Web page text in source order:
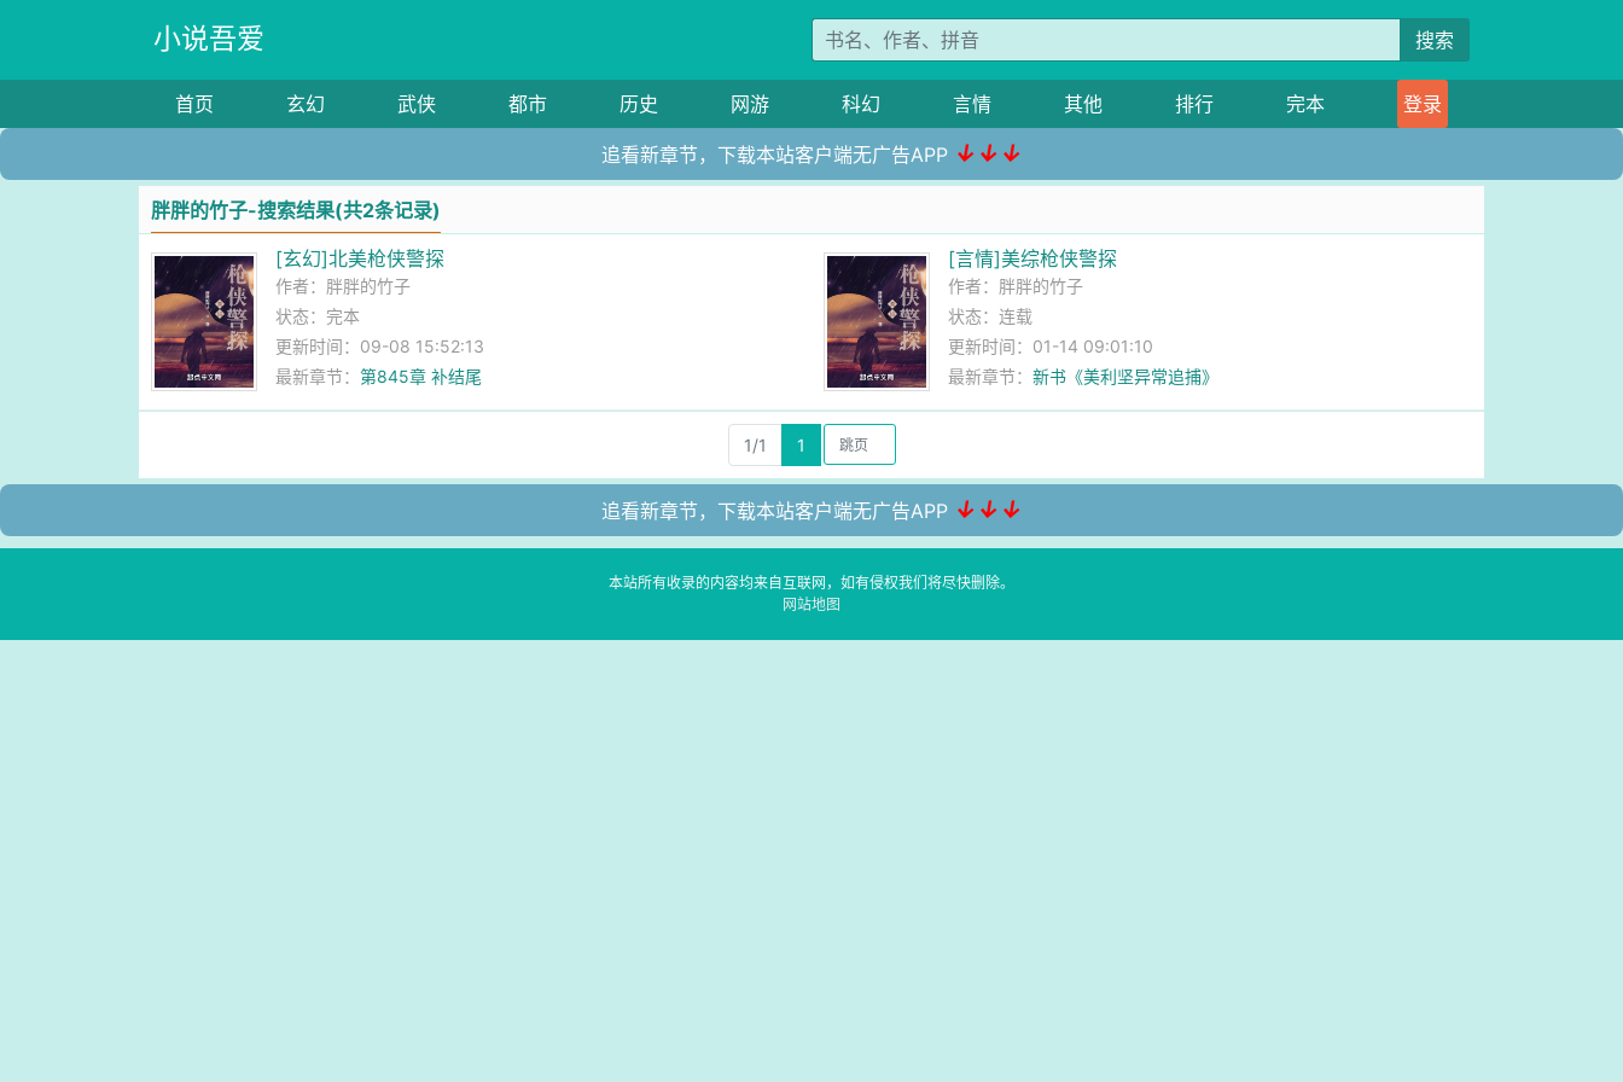
小说吾爱 搜索
首页 玄幻 武侠 都市 历史 网游 科幻 言情 其他 排行 完本 登录
追看新章节，下载本站客户端无广告APP ↓↓↓
胖胖的竹子-搜索结果(共2条记录)
[玄幻]北美枪侠警探
作者： 胖胖的竹子
状态：完本
更新时间：09-08 15:52:13
最新章节：第845章 补结尾
[言情]美综枪侠警探
作者： 胖胖的竹子
状态：连载
更新时间：01-14 09:01:10
最新章节： 新书《美利坚异常追捕》
1/1 1
追看新章节，下载本站客户端无广告APP ↓↓↓
本站所有收录的内容均来自互联网，如有侵权我们将尽快删除。
网站地图